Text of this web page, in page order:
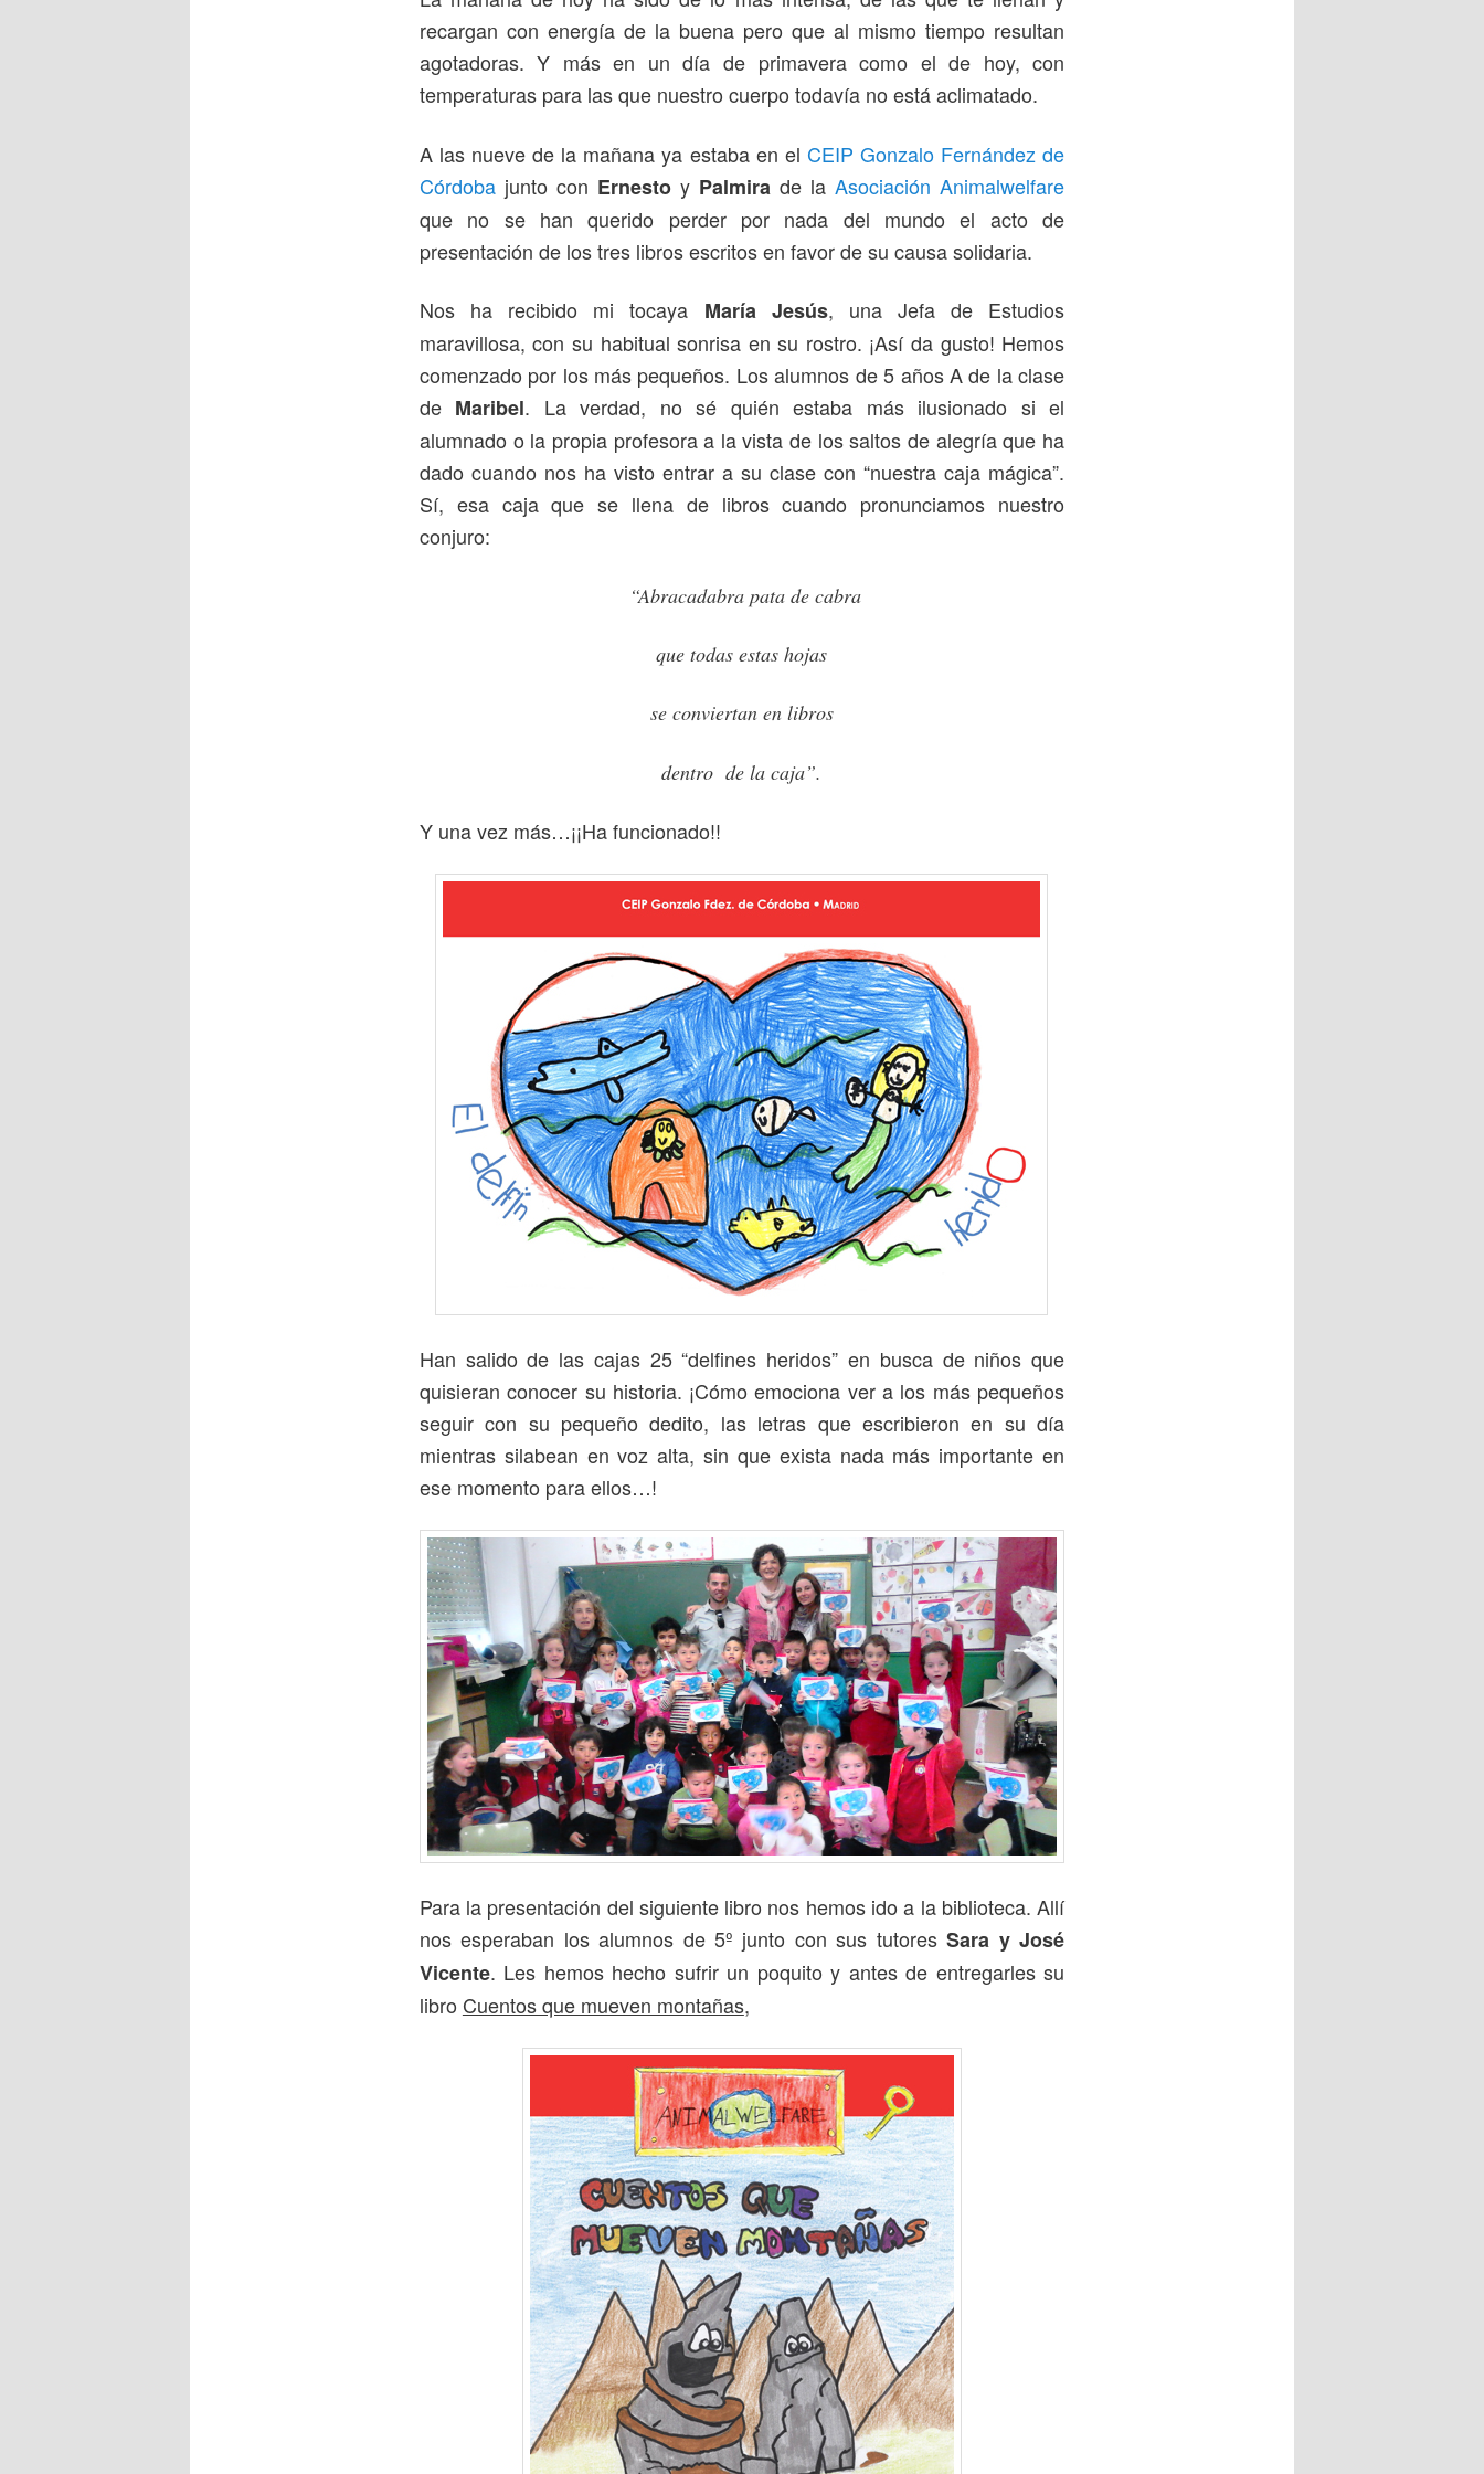
recargan con energía de la buena pero que al mismo tiempo resultan
agotadoras. Y más en un día de primavera como el de hoy, con
temperaturas para las que nuestro cuerpo todavía no está aclimatado.
A las nueve de la mañana ya estaba en el CEIP Gonzalo Fernández de
Córdobajunto con Ernestoy Palmira de laAsociación Animalwelfare
que no se han querido perder por nada del mundo el acto de
presentación de los tres libros escritos en favor de su causa solidaria.
Nos ha recibido mi tocaya María Jesús, una Jefa de Estudios
maravillosa, con su habitual sonrisa en su rostro. ¡Así da gusto! Hemos
comenzado por los más pequeños. Los alumnos de 5 años A de la clase
de Maribel. La verdad, no sé quién estaba más ilusionado si el
alumnado o la propia profesora a la vista de los saltos de alegría que ha
dado cuando nos ha visto entrar a su clase con “nuestra caja mágica”.
Sí, esa caja que se llena de libros cuando pronunciamos nuestro
conjuro:
“Abracadabra pata de cabra
que todas estas hojas
se conviertan en libros
dentro de la caja”.
Y una vez más…¡¡Ha funcionado!!
Han salido de las cajas 25 “delfines heridos” en busca de niños que
quisieran conocer su historia. ¡Cómo emociona ver a los más pequeños
seguir con su pequeño dedito, las letras que escribieron en su día
mientras silabean en voz alta, sin que exista nada más importante en
ese momento para ellos…!
Para la presentación del siguiente libro nos hemos ido a la biblioteca. Allí
nos esperaban los alumnos de 5º junto con sus tutoresSara y José
Vicente. Les hemos hecho sufrir un poquito y antes de entregarles su
libro Cuentos que mueven montañas,